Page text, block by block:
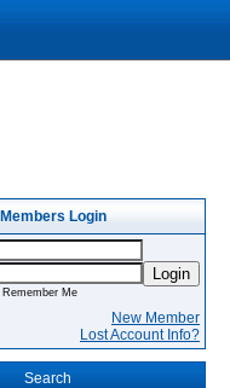
Members Login
Login
Remember Me
New Member
Lost Account Info?
Search